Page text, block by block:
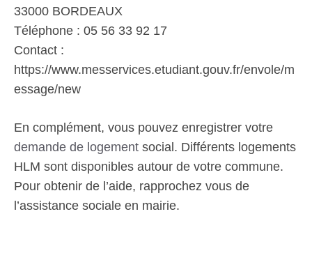
33000 BORDEAUX
Téléphone : 05 56 33 92 17
Contact :
https://www.messervices.etudiant.gouv.fr/envole/m
essage/new
En complément, vous pouvez enregistrer votre
demande de logement social. Différents logements
HLM sont disponibles autour de votre commune.
Pour obtenir de l’aide, rapprochez vous de
l’assistance sociale en mairie.